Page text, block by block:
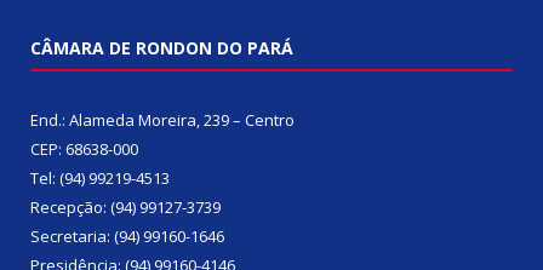
CÂMARA DE RONDON DO PARÁ
End.: Alameda Moreira, 239 – Centro
CEP: 68638-000
Tel: (94) 99219-4513
Recepção: (94) 99127-3739
Secretaria: (94) 99160-1646
Presidência: (94) 99160-4146